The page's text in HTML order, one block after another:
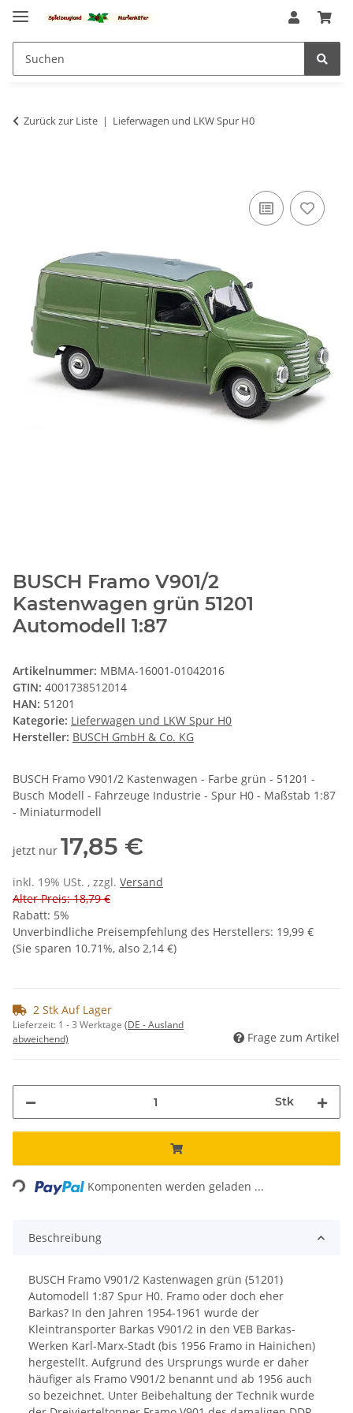
Zurück zur Liste Lieferwagen und LKW Spur H0
BUSCH Framo V901/2
Kastenwagen grün 51201
Automodell 1:87
Artikelnummer: MBMA-16001-01042016
GTIN: 4001738512014
HAN: 51201
Kategorie: Lieferwagen und LKW Spur H0
Hersteller: BUSCH GmbH & Co. KG
BUSCH Framo V901/2 Kastenwagen - Farbe grün - 51201 -
Busch Modell - Fahrzeuge Industrie - Spur H0 - Maßstab 1:87
- Miniaturmodell
jetzt nur 17,85 €
inkl. 19% USt. , zzgl. Versand
Alter Preis: 18,79 €
Rabatt: 5%
Unverbindliche Preisempfehlung des Herstellers: 19,99 €
(Sie sparen 10.71%, also 2,14 €)
2 Stk Auf Lager
Lieferzeit: 1 - 3 Werktage (DE - Ausland
abweichend)
Frage zum Artikel
Stk
Loading... Komponenten werden geladen ...
Beschreibung
BUSCH Framo V901/2 Kastenwagen grün (51201)
Automodell 1:87 Spur H0. Framo oder doch eher
Barkas? In den Jahren 1954-1961 wurde der
Kleintransporter Barkas V901/2 in den VEB Barkas-
Werken Karl-Marx-Stadt (bis 1956 Framo in Hainichen)
hergestellt. Aufgrund des Ursprungs wurde er daher
häufiger als Framo V901/2 benannt und ab 1956 auch
so bezeichnet. Unter Beibehaltung der Technik wurde